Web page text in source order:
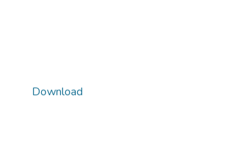
Download